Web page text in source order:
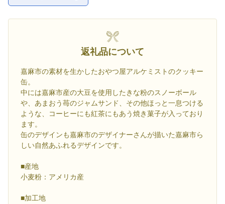
返礼品について
嘉麻市の素材を生かしたおやつ屋アルケミストのクッキー
缶。
中には嘉麻市産の大豆を使用したきな粉のスノーボール
や、あまおう苺のジャムサンド、その他ほっと一息つける
ような、コーヒーにも紅茶にもあう焼き菓子が入っており
ます。
缶のデザインも嘉麻市のデザイナーさんが描いた嘉麻市ら
しい自然あふれるデザインです。
■産地
小麦粉：アメリカ産
■加工地